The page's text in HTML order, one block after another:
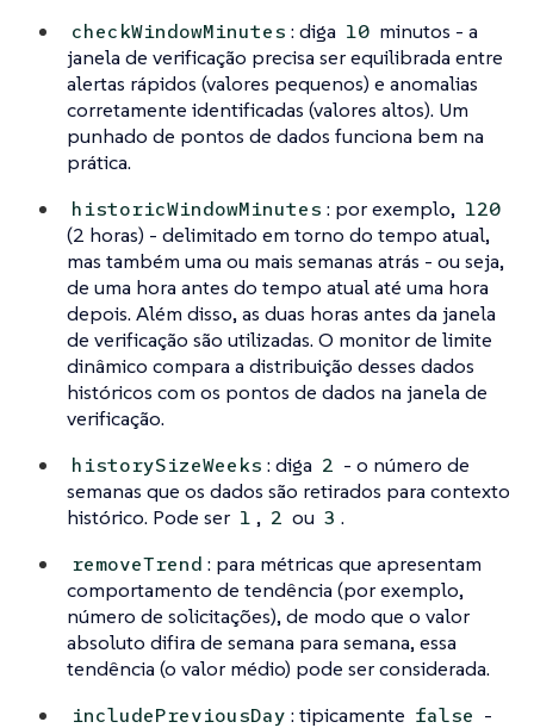
checkWindowMinutes : diga 10 minutos - a
janela de verificação precisa ser equilibrada entre
alertas rápidos (valores pequenos) e anomalias
corretamente identificadas (valores altos). Um
punhado de pontos de dados funciona bem na
prática.
historicWindowMinutes : por exemplo, 120
(2 horas) - delimitado em torno do tempo atual,
mas também uma ou mais semanas atrás - ou seja,
de uma hora antes do tempo atual até uma hora
depois. Além disso, as duas horas antes da janela
de verificação são utilizadas. O monitor de limite
dinâmico compara a distribuição desses dados
históricos com os pontos de dados na janela de
verificação.
historySizeWeeks : diga 2 - o número de
semanas que os dados são retirados para contexto
histórico. Pode ser 1 , 2 ou 3 .
removeTrend : para métricas que apresentam
comportamento de tendência (por exemplo,
número de solicitações), de modo que o valor
absoluto difira de semana para semana, essa
tendência (o valor médio) pode ser considerada.
includePreviousDay : tipicamente false -